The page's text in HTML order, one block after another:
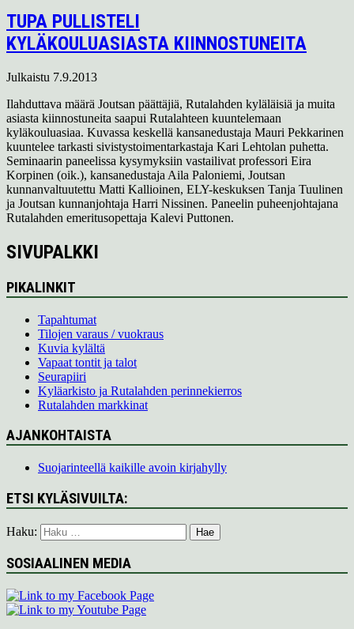
TUPA PULLISTELI
KYLÄKOULUASIASTA KIINNOSTUNEITA
Julkaistu 7.9.2013
Ilahduttava määrä Joutsan päättäjiä, Rutalahden kyläläisiä ja muita
asiasta kiinnostuneita saapui Rutalahteen kuuntelemaan
kyläkouluasiaa. Kuvassa keskellä kansanedustaja Mauri Pekkarinen
kuuntelee tarkasti sivistystoimentarkastaja Kari Lehtolan puhetta.
Seminaarin paneelissa kysymyksiin vastailivat professori Eira
Korpinen (oik.), kansanedustaja Aila Paloniemi, Joutsan
kunnanvaltuutettu Matti Kallioinen, ELY-keskuksen Tanja Tuulinen
ja Joutsan kunnanjohtaja Harri Nissinen. Paneelin puheenjohtajana
Rutalahden emeritusopettaja Kalevi Puttonen.
SIVUPALKKI
PIKALINKIT
Tapahtumat
Tilojen varaus / vuokraus
Kuvia kylältä
Vapaat tontit ja talot
Seurapiiri
Kyläarkisto ja Rutalahden perinnekierros
Rutalahden markkinat
AJANKOHTAISTA
Suojarinteellä kaikille avoin kirjahylly
ETSI KYLÄSIVUILTA:
Haku:
SOSIAALINEN MEDIA